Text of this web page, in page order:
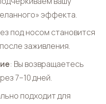
эффекта.
под носом становится
заживления.
: Вы возвращаетесь
7–10 дней.
подходит для